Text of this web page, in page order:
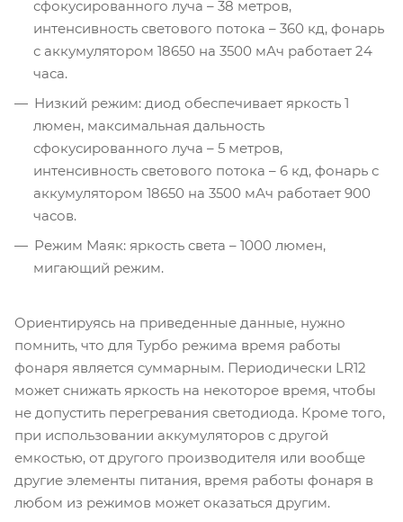
сфокусированного луча – 38 метров,
интенсивность светового потока – 360 кд, фонарь
с аккумулятором 18650 на 3500 мАч работает 24
часа.
Низкий режим: диод обеспечивает яркость 1
люмен, максимальная дальность
сфокусированного луча – 5 метров,
интенсивность светового потока – 6 кд, фонарь с
аккумулятором 18650 на 3500 мАч работает 900
часов.
Режим Маяк: яркость света – 1000 люмен,
мигающий режим.
Ориентируясь на приведенные данные, нужно
помнить, что для Турбо режима время работы
фонаря является суммарным. Периодически LR12
может снижать яркость на некоторое время, чтобы
не допустить перегревания светодиода. Кроме того,
при использовании аккумуляторов с другой
емкостью, от другого производителя или вообще
другие элементы питания, время работы фонаря в
любом из режимов может оказаться другим.